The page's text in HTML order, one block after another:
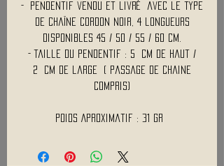
- Pendentif vendu et livré avec le type
de chaîne CORDON Noir, 4 longueurs
disponibles 45 / 50 / 55 / 60 Cm.
- Taille du pendentif : 5 Cm de haut /
2 Cm de large ( Passage de chaine
compris)
Poids Aproximatif : 31 Gr